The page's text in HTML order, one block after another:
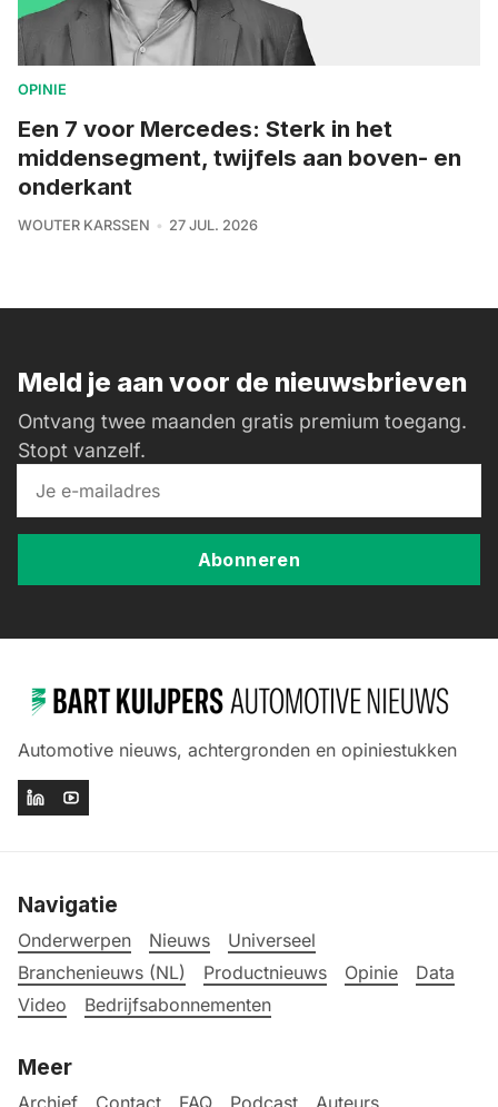
OPINIE
Een 7 voor Mercedes: Sterk in het
middensegment, twijfels aan boven- en
onderkant
WOUTER KARSSEN 27 JUL. 2026
Meld je aan voor de nieuwsbrieven
Ontvang twee maanden gratis premium toegang.
Stopt vanzelf.
Abonneren
Automotive nieuws, achtergronden en opiniestukken
Navigatie
Onderwerpen Nieuws
Universeel
Branchenieuws (NL)
Productnieuws Opinie
Data
Video
Bedrijfsabonnementen
Meer